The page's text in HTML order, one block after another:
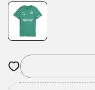
Apre una finestra